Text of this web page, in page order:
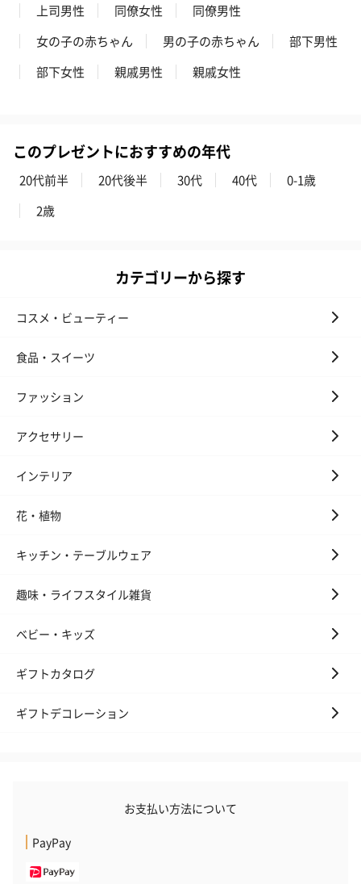
かき氷入浴剤4点セット
かき氷入浴剤4点セット
ハンドタオル・ハンカチ
ハンドタオル・ハンカチを同梱してお届けいたします。ギフトへ
ンク）（1,760円）
花束ハンドタ
ワイト）（
キャンドル・お香
キャンドル・お香を同梱してお届けいたします。
フラッグカプセル：イ
ンセンススティック
ショートイン
（GRAPE
お酒にぴったりのおつまみ・サプリを同梱してお届けいたしま
上司男性
同僚女性
同僚男性
女の子の赤ちゃん
男の子の赤ちゃん
部下男性
部下女性
親戚男性 親戚女性
このプレゼントにおすすめの年代
20代前半 20代後半 30代 40代
0-1歳
2歳
カテゴリーから探す
コスメ・ビューティー
食品・スイーツ
ファッション
アクセサリー
インテリア
花・植物
キッチン・テーブルウェア
趣味・ライフスタイル雑貨
ベビー・キッズ
ギフトカタログ
ギフトデコレーション
お支払い方法について
PayPay